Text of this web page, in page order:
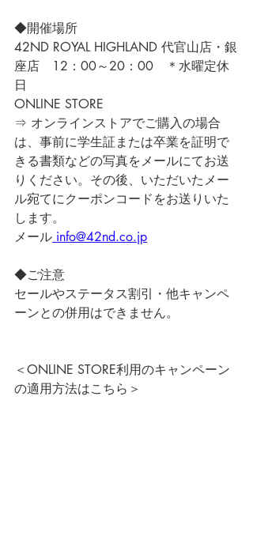
◆開催場所
42ND ROYAL HIGHLAND 代官山店・銀
座店　12：00～20：00　＊水曜定休
日
ONLINE STORE
⇒ オンラインストアでご購入の場合
は、事前に学生証または卒業を証明で
きる書類などの写真をメールにてお送
りください。その後、いただいたメー
ル宛てにクーポンコードをお送りいた
します。
メール info@42nd.co.jp
◆ご注意
セールやステータス割引・他キャンペ
ーンとの併用はできません。
＜ONLINE STORE利用のキャンペーン
の適用方法はこちら＞